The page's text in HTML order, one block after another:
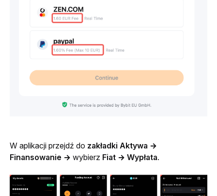
W aplikacji przejdź do zakładki Aktywa →
Finansowanie → wybierz Fiat → Wypłata.